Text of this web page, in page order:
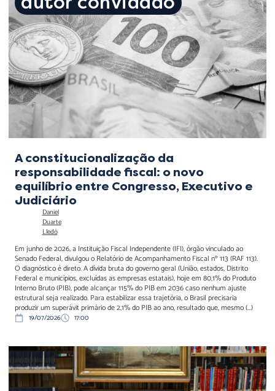
responsabilidade fiscal: o
novo equilíbrio entre
Congresso, Executivo e
Judiciário
A constitucionalização da
responsabilidade fiscal: o novo
equilíbrio entre Congresso, Executivo e
Judiciário
Daniel
Duarte
Lledó
Em junho de 2026, a Instituição Fiscal Independente (IFI), órgão vinculado ao
Senado Federal, divulgou o Relatório de Acompanhamento Fiscal nº 113 (RAF 113).
O diagnóstico é direto. A dívida bruta do governo geral (União, estados, Distrito
Federal e municípios, excluídas as empresas estatais), hoje em 80,1% do Produto
Interno Bruto (PIB), pode alcançar 115% do PIB em 2036 caso nenhum ajuste
estrutural seja realizado. Para estabilizar essa trajetória, o Brasil precisaria
produzir um superávit primário de 2,1% do PIB ao ano, resultado que, mesmo (...)
19/07/2026 17:00
Clima, bioeconomia e
economia circular